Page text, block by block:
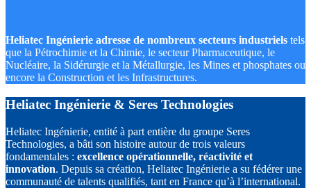
Heliatec Ingénierie adresse de nombreux secteurs industriels tels
que la Pétrochimie et la Chimie, le secteur Pharmaceutique, le
Nucléaire, la Sidérurgie et la Métallurgie, les Mines et phosphates ou
encore la Construction et les Infrastructures.
Heliatec Ingénierie & Seres Technologies
Heliatec Ingénierie, entité à part entière du groupe Seres
Technologies, a bâti son histoire autour de trois valeurs
fondamentales : excellence opérationnelle, réactivité et
innovation. Depuis sa création, Heliatec Ingénierie a su fédérer une
communauté de talents qualifiés, tant en France qu’à l’international.